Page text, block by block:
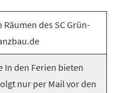
des SC Grün-
In den Ferien bieten
nur per Mail vor den